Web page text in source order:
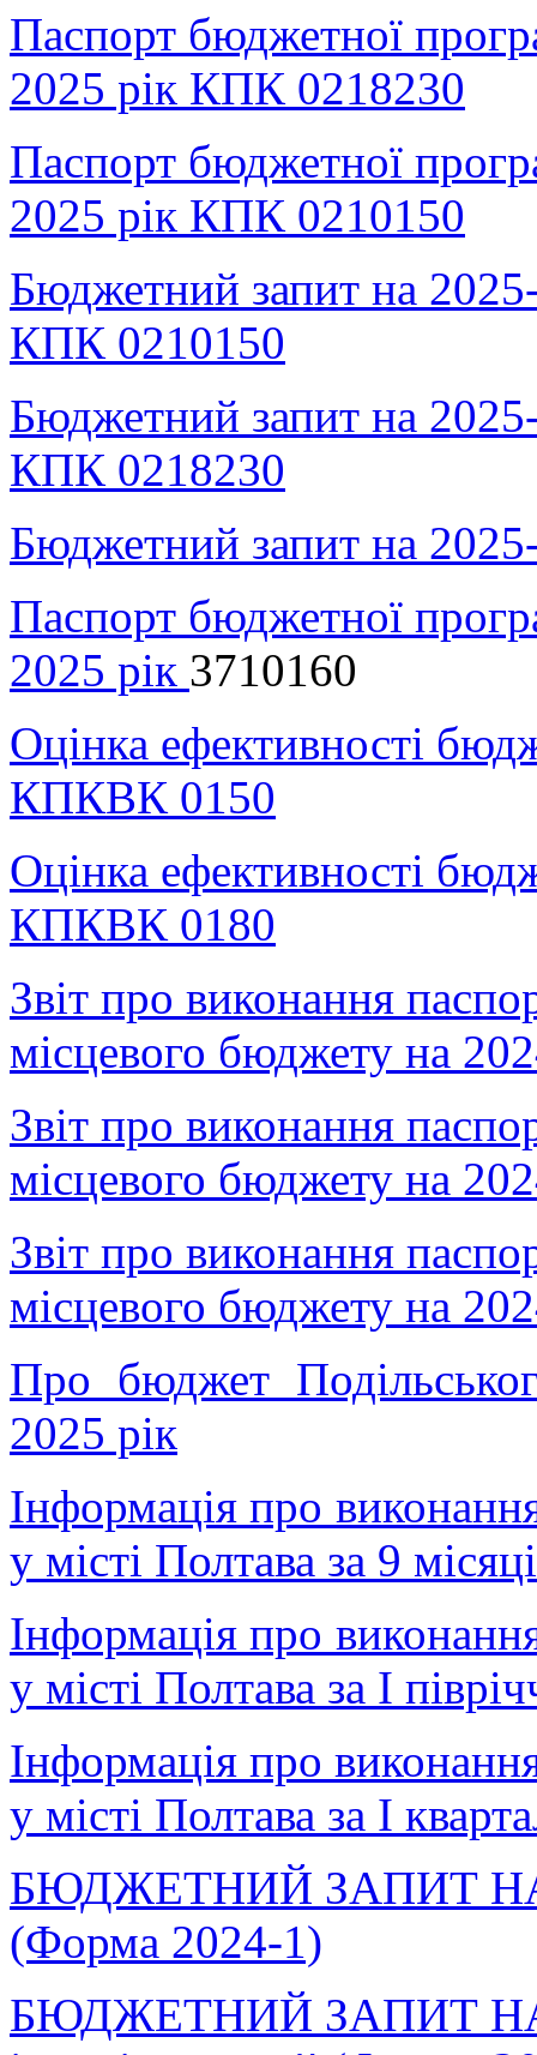
Паспорт бюджетної
2025 рік КПК 0218230
Паспорт бюджетної
2025 рік КПК 0210150
Бюджетний запит на
КПК 0210150
Бюджетний запит на
КПК 0218230
Бюджетний запит на
Паспорт бюджетної
2025 рік 3710160
Оцінка ефективності
КПКВК 0150
Оцінка ефективності
КПКВК 0180
Звіт про виконання
місцевого бюджету на
Звіт про виконання
місцевого бюджету на
Звіт про виконання
місцевого бюджету на
Про бюджет
2025 рік
Інформація про
у місті Полтава за 9
Інформація про
у місті Полтава за І
Інформація про
у місті Полтава за І
БЮДЖЕТНИЙ ЗАПИТ НА
(Форма 2024-1)
БЮДЖЕТНИЙ ЗАПИТ НА